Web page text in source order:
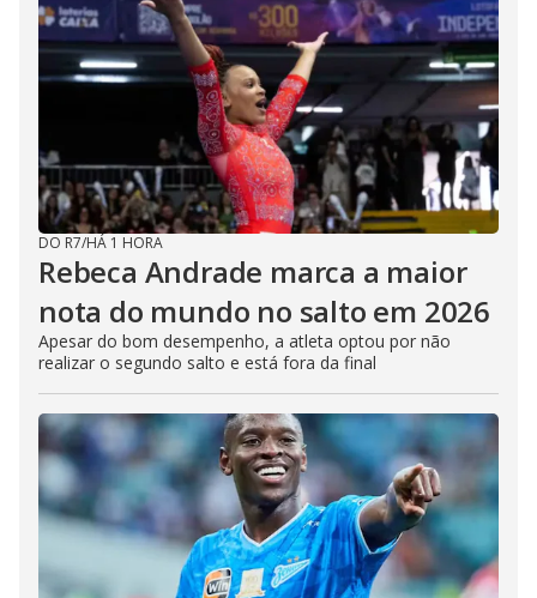
DO R7/HÁ 1 HORA
Rebeca Andrade marca a maior
nota do mundo no salto em 2026
Apesar do bom desempenho, a atleta optou por não
realizar o segundo salto e está fora da final